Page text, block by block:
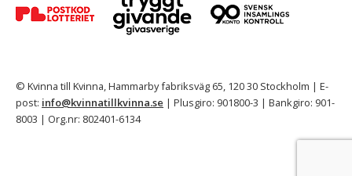
© Kvinna till Kvinna, Hammarby fabriksväg 65, 120 30 Stockholm | E-
post: info@kvinnatillkvinna.se | Plusgiro: 901800-3 | Bankgiro: 901-
8003 | Org.nr: 802401-6134